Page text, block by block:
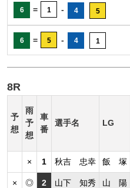
6 = 1 - 4 5
6 = 5 - 4 1
8R
予
想
雨
予
想
車
番
選手名 LG
× 1 秋吉 忠幸 飯 塚
× ◎ 2 山下 知秀 山 陽